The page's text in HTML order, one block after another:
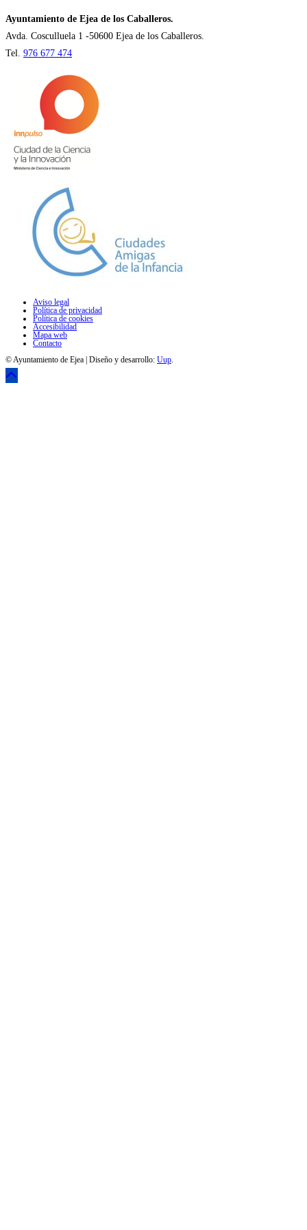
nueva
pestaña
Ayuntamiento de Ejea de los Caballeros.
Avda. Cosculluela 1 -50600 Ejea de los Caballeros.
Tel. 976 677 474
Aviso legal
Política de privacidad
Política de cookies
Accesibilidad
Mapa web
Contacto
© Ayuntamiento de Ejea | Diseño y desarrollo: Uup.